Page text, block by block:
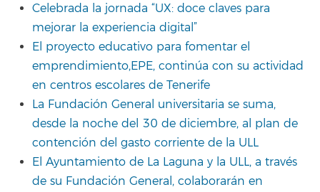
Celebrada la jornada “UX: doce claves para
mejorar la experiencia digital”
El proyecto educativo para fomentar el
emprendimiento,EPE, continúa con su actividad
en centros escolares de Tenerife
La Fundación General universitaria se suma,
desde la noche del 30 de diciembre, al plan de
contención del gasto corriente de la ULL
El Ayuntamiento de La Laguna y la ULL, a través
de su Fundación General, colaborarán en